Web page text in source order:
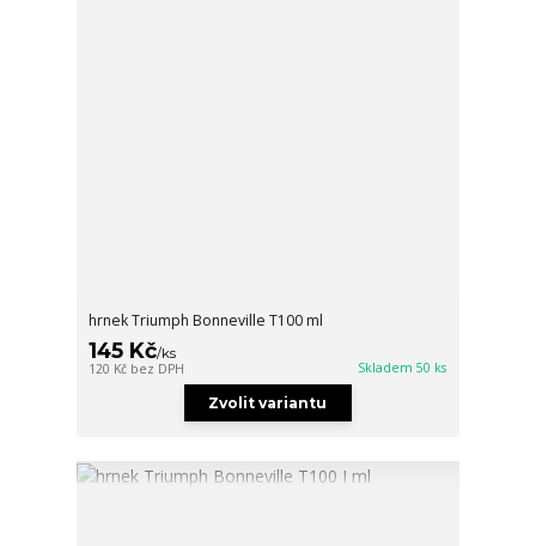
hrnek Triumph Bonneville T100 ml
145 Kč/ks
120 Kč bez DPH Skladem 50 ks
Zvolit variantu